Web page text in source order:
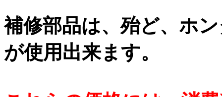
補修部品は、殆ど、ホ
が使用出来ます。